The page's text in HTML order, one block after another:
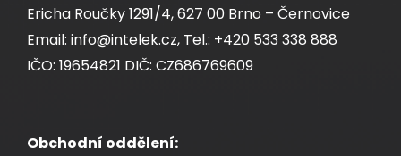
Ericha Roučky 1291/4, 627 00 Brno – Černovice
Email: info@intelek.cz, Tel.: +420 533 338 888
IČO: 19654821 DIČ: CZ686769609
Obchodní oddělení: